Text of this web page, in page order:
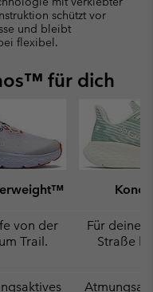
schützt vor
und bleibt
flexibel.
für dich
von der
Trail.
Für deine
Straße